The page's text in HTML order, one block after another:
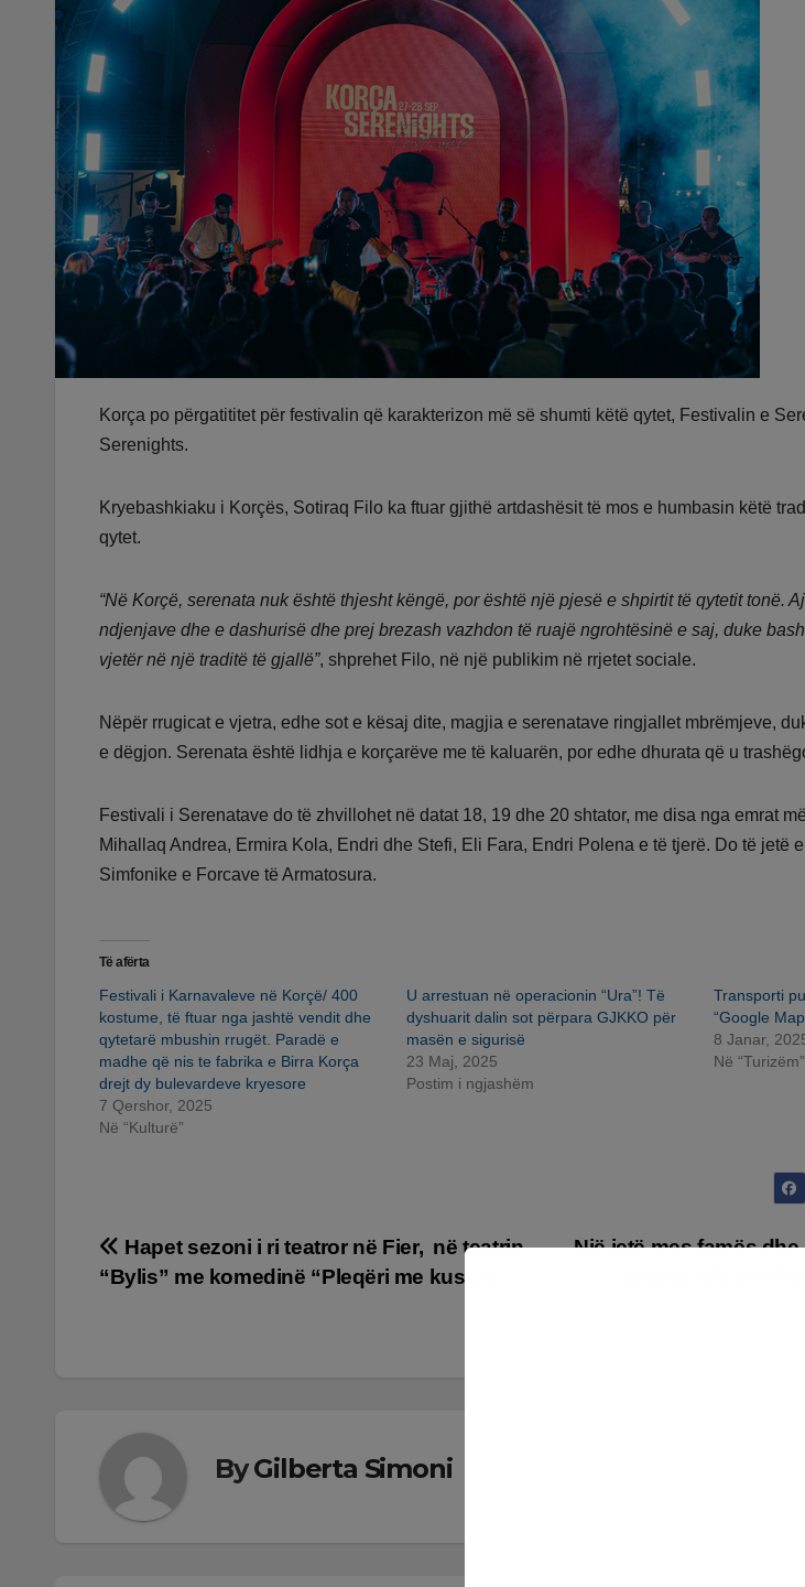
Korça po përgatititet për festivalin që karakterizon më së shumti këtë qytet, Festivalin e
Serenights.
Kryebashkiaku i Korçës, Sotiraq Filo ka ftuar gjithë artdashësit të mos e humbasin këtë
qytet.
“Në Korçë, serenata nuk është thjesht këngë, por është një pjesë e shpirtit të qytetit tonë.
ndjenjave dhe e dashurisë dhe prej brezash vazhdon të ruajë ngrohtësinë e saj, duke
vjetër në një traditë të gjallë”, shprehet Filo, në një publikim në rrjetet sociale.
Nëpër rrugicat e vjetra, edhe sot e kësaj dite, magjia e serenatave ringjallet mbrëmjeve,
e dëgjon. Serenata është lidhja e korçarëve me të kaluarën, por edhe dhurata që u
Festivali i Serenatave do të zhvillohet në datat 18, 19 dhe 20 shtator, me disa nga emrat
Mihallaq Andrea, Ermira Kola, Endri dhe Stefi, Eli Fara, Endri Polena e të tjerë. Do të jetë
Simfonike e Forcave të Armatosura.
Të afërta
Festivali i Karnavaleve në Korçë/ 400
kostume, të ftuar nga jashtë vendit dhe
qytetarë mbushin rrugët. Paradë e
madhe që nis te fabrika e Birra Korça
drejt dy bulevardeve kryesore
7 Qershor, 2025
Në “Kulturë”
U arrestuan në operacionin “Ura”! Të
dyshuarit dalin sot përpara GJKKO për
masën e sigurisë
23 Maj, 2025
Postim i ngjashëm
Transporti
“Google
8 Janar,
Në “Turizëm”
Lëvizje
te
Një jetë mes famës
përjetoi Robert
Hapet sezoni i ri teatror në Fier, në teatrin
“Bylis” me komedinë “Pleqëri me kusure”
ByGilberta Simoni